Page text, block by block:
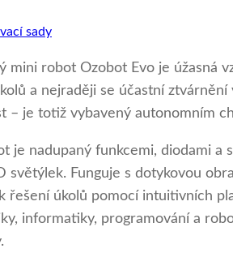
sady
mini robot Ozobot Evo je úžasná
a nejraději se účastní
– je totiž vybavený autonomním
je nadupaný funkcemi, diodami
světýlek. Funguje s dotykovou
řešení úkolů pomocí intuitivních
informatiky, programování a